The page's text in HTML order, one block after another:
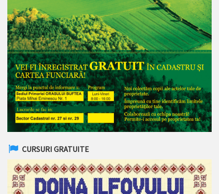
CURSURI GRATUITE